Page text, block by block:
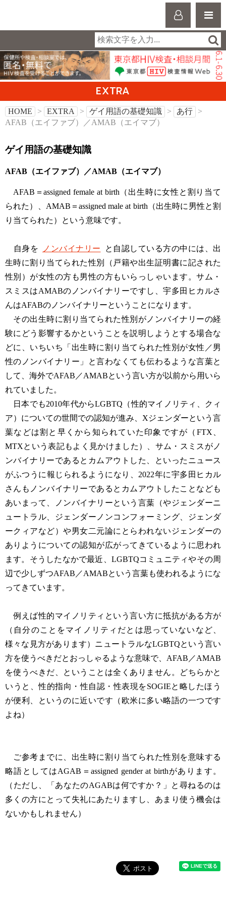
EXTRA
HOME > EXTRA > ゲイ用語の基礎知識 > あ行
>
AFAB（エイファブ）／AMAB（エイマブ）
ゲイ用語の基礎知識
AFAB（エイファブ）／AMAB（エイマブ）
AFAB＝assigned female at birth（出生時に女性と割り当て
られた）、AMAB＝assigned male at birth（出生時に男性と割
り当てられた）という意味です。
自身を ノンバイナリー
と自認している方の中には、出
生時に割り当てられた性別（戸籍や出生証明書に記された
性別）が女性の方も男性の方もいらっしゃいます。サム・
スミスはAMABのノンバイナリーですし、宇多田ヒカルさ
んはAFABのノンバイナリーということになります。
その出生時に割り当てられた性別がノンバイナリーの経
験にどう影響するかということを説明しようとする場合な
どに、いちいち「出生時に割り当てられた性別が女性／男
性のノンバイナリー」と言わなくても伝わるような言葉と
して、海外でAFAB／AMABという言い方が以前から用いら
れていました。
日本でも2010年代からLGBTQ（性的マイノリティ、クィ
ア）についての世間での認知が進み、Xジェンダーという言
葉などは割と早くから知られていた印象ですが（FTX、
MTXという表記もよく見かけました）、サム・スミスがノ
ンバイナリーであるとカムアウトした、といったニュース
がふつうに報じられるようになり、2022年に宇多田ヒカル
さんもノンバイナリーであるとカムアウトしたことなども
あいまって、ノンバイナリーという言葉（やジェンダーニ
ュートラル、ジェンダーノンコンフォーミング、ジェンダ
ークィアなど）や男女二元論にとらわれないジェンダーの
ありようについての認知が広がってきているように思われ
ます。そうしたなかで最近、LGBTQコミュニティやその周
辺で少しずつAFAB／AMABという言葉も使われるようにな
ってきています。
例えば性的マイノリティという言い方に抵抗がある方が
（自分のことをマイノリティだとは思っていないなど、
様々な見方があります）ニュートラルなLGBTQという言い
方を使うべきだとおっしゃるような意味で、AFAB／AMAB
を使うべきだ、ということは全くありません。どちらかと
いうと、性的指向・性自認・性表現をSOGIEと略したほう
が便利、というのに近いです（欧米に多い略語の一つです
よね）
ご参考までに、出生時に割り当てられた性別を意味する
略語としてはAGAB＝assigned gender at birthがあります。
（ただし、「あなたのAGABは何ですか？」と尋ねるのは
多くの方にとって失礼にあたりますし、あまり使う機会は
ないかもしれません）